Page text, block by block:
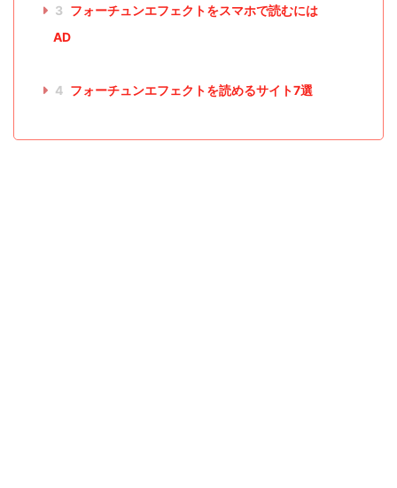
3 フォーチュンエフェクトをスマホで読むには
AD
4 フォーチュンエフェクトを読めるサイト7選